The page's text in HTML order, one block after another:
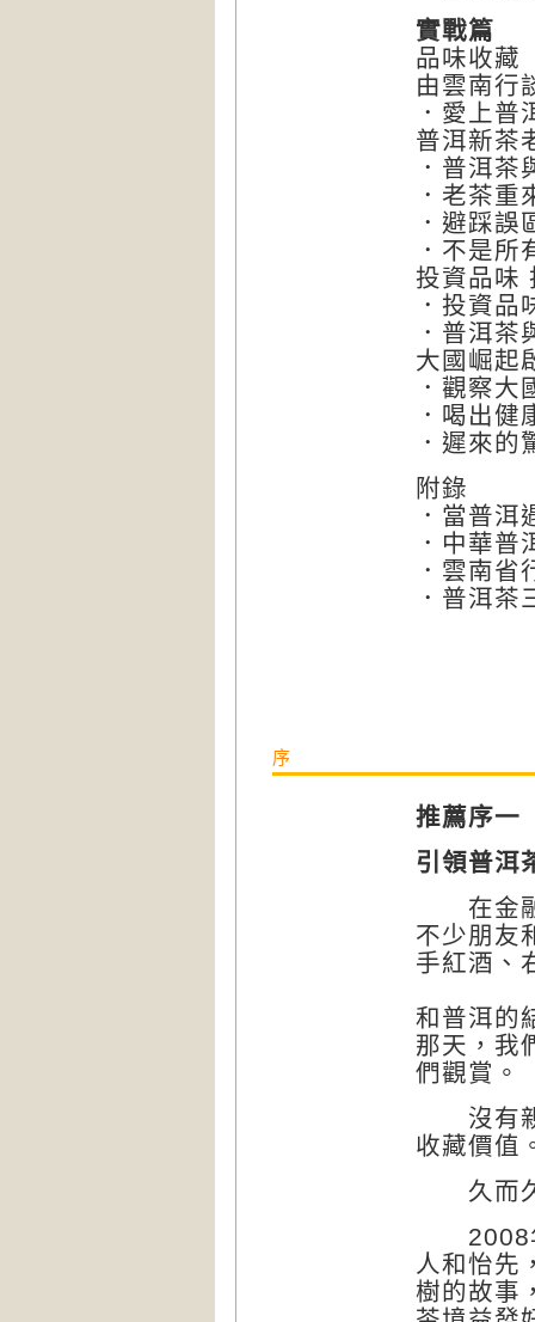
實戰篇
品味收藏
由雲南行
．愛上普
普洱新茶
．普洱茶
．老茶重
．避踩誤
．不是所
投資品味
．投資品
．普洱茶
大國崛起
．觀察大
．喝出健
．遲來的
附錄
．當普洱
．中華普
．雲南省
．普洱茶
序
推薦序一
引領普洱
在金融
不少朋友
手紅酒、
和普洱的
那天，我
們觀賞。
沒有親
收藏價值
久而久
2008年
人和怡先
樹的故事